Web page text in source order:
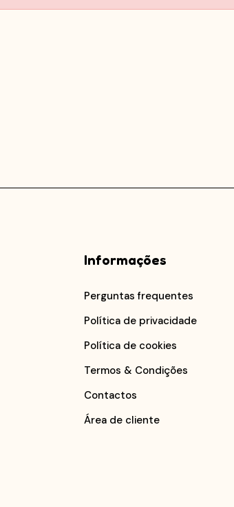
Informações
Perguntas frequentes
Política de privacidade
Política de cookies
Termos & Condições
Contactos
Área de cliente